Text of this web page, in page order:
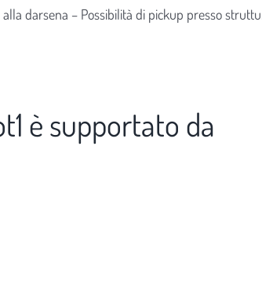
darsena – Possibilità di pickup presso
è supportato da